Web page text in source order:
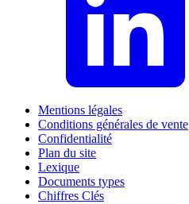
Mentions légales
Conditions générales de vente
Confidentialité
Plan du site
Lexique
Documents types
Chiffres Clés